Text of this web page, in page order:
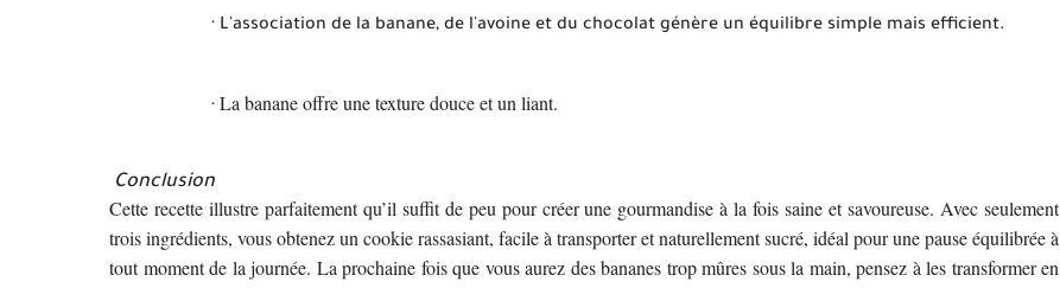
· L'association de la banane, de l'avoine et du chocolat génère un équilibre simple mais efficient.
· La banane offre une texture douce et un liant.
Conclusion
Cette recette illustre parfaitement qu’il suffit de peu pour créer une gourmandise à la fois saine et savoureuse. Avec seulement
trois ingrédients, vous obtenez un cookie rassasiant, facile à transporter et naturellement sucré, idéal pour une pause équilibrée à
tout moment de la journée. La prochaine fois que vous aurez des bananes trop mûres sous la main, pensez à les transformer en